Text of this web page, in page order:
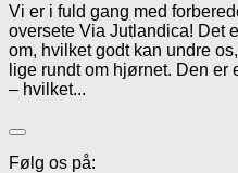
Vi er i fuld gang med
oversete Via Jutlandica! Det
om, hvilket godt kan undre
lige rundt om hjørnet. Den
– hvilket...
Følg os på: